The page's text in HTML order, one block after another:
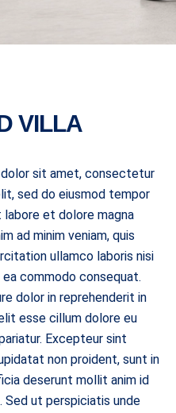
VILLA
dolor sit amet, consectetur
sed do eiusmod tempor
labore et dolore magna
ad minim veniam, quis
ullamco laboris nisi
commodo consequat.
dolor in reprehenderit in
esse cillum dolore eu
Excepteur sint
non proident, sunt in
deserunt mollit anim id
Sed ut perspiciatis unde